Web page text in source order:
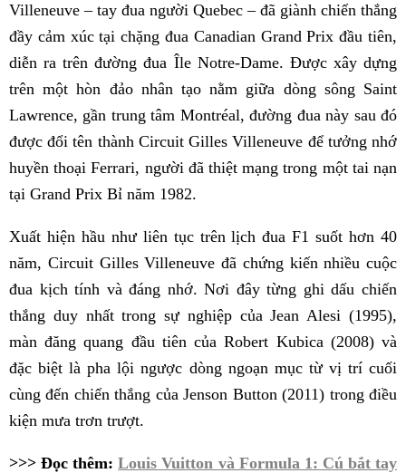
Villeneuve – tay đua người Quebec – đã giành chiến thắng
đầy cảm xúc tại chặng đua Canadian Grand Prix đầu tiên,
diễn ra trên đường đua Île Notre-Dame. Được xây dựng
trên một hòn đảo nhân tạo nằm giữa dòng sông Saint
Lawrence, gần trung tâm Montréal, đường đua này sau đó
được đổi tên thành Circuit Gilles Villeneuve để tưởng nhớ
huyền thoại Ferrari, người đã thiệt mạng trong một tai nạn
tại Grand Prix Bỉ năm 1982.
Xuất hiện hầu như liên tục trên lịch đua F1 suốt hơn 40
năm, Circuit Gilles Villeneuve đã chứng kiến nhiều cuộc
đua kịch tính và đáng nhớ. Nơi đây từng ghi dấu chiến
thắng duy nhất trong sự nghiệp của Jean Alesi (1995),
màn đăng quang đầu tiên của Robert Kubica (2008) và
đặc biệt là pha lội ngược dòng ngoạn mục từ vị trí cuối
cùng đến chiến thắng của Jenson Button (2011) trong điều
kiện mưa trơn trượt.
>>> Đọc thêm:Louis Vuitton và Formula 1: Cú bắt tay